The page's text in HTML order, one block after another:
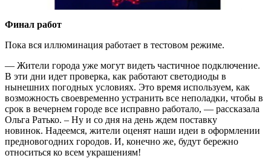
Финал работ
Пока вся иллюминация работает в тестовом режиме.
— Жители города уже могут видеть частичное подключение.
В эти дни идет проверка, как работают светодиоды в
нынешних погодных условиях. Это время используем, как
возможность своевременно устранить все неполадки, чтобы в
срок в вечернем городе все исправно работало, — рассказала
Ольга Ратько. – Ну и со дня на день ждем поставку
новинок. Надеемся, жители оценят наши идеи в оформлении
предновогодних городов. И, конечно же, будут бережно
относиться ко всем украшениям!